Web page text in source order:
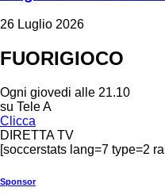
26 Luglio 2026
FUORIGIOCO
Ogni giovedi alle 21.10
su Tele A
Clicca
DIRETTA TV
[soccerstats lang=7 type=2
Sponsor